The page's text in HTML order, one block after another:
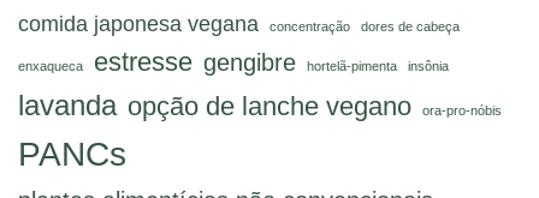
comida japonesa vegana
concentração dores de cabeça
enxaqueca estresse gengibre hortelã-pimenta insônia
lavanda opção de lanche vegano ora-pro-nóbis
PANCs